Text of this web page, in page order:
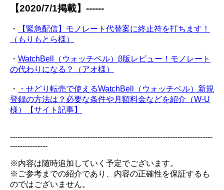
【2020/7/1掲載】------
・
【緊急配信】モノレート代替案に終止符を打ちます！
（もりもとら様）
・ WatchBell（ウォッチベル）β版レビュー！モノレート
の代わりになる？（アオ様）
・
・せどり転売で使えるWatchBell（ウォッチベル）新規
登録の方法は？必要な条件や月額料金などを紹介（W-U
様）【サイト記事】
---------------------------------------------------------------------------------
---------------
※内容は随時追加していく予定でございます。
※ご参考までの紹介であり、内容の正確性を保証するも
のではございません。